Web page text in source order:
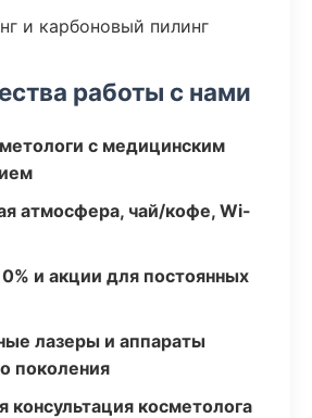
и карбоновый пилинг
работы с нами
с медицинским
атмосфера, чай/кофе, Wi-
и акции для постоянных
лазеры и аппараты
поколения
консультация косметолога